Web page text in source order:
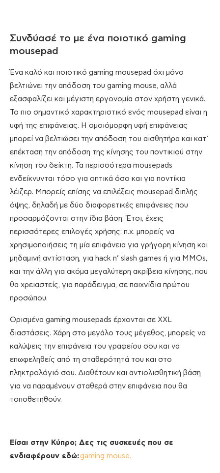
Συνδύασέ το με ένα ποιοτικό gaming
mousepad
Ένα καλό και ποιοτικό gaming mousepad όχι μόνο
βελτιώνει την απόδοση του gaming mouse, αλλά
εξασφαλίζει και μέγιστη εργονομία στον χρήστη γενικά.
Το πιο σημαντικό χαρακτηριστικό ενός mousepad είναι η
υφή της επιφάνειας. Η ομοιόμορφη υφή επιφάνειας
μπορεί να βελτιώσει την απόδοση του αισθητήρα και κατ΄
επέκταση την απόδοση της κίνησης του ποντικιού στην
κίνηση του δείκτη. Τα περισσότερα mousepads
ενδείκνυνται τόσο για οπτικά όσο και για ποντίκια
λέιζερ. Μπορείς επίσης να επιλέξεις mousepad διπλής
όψης, δηλαδή με δύο διαφορετικές επιφάνειες που
προσαρμόζονται στην ίδια βάση. Έτσι, έχεις
περισσότερες επιλογές χρήσης: π.χ. μπορείς να
χρησιμοποιήσεις τη μία επιφάνεια για γρήγορη κίνηση και
μηδαμινή αντίσταση, για hack n’ slash games ή για MMOs,
και την άλλη για ακόμα μεγαλύτερη ακρίβεια κίνησης, που
θα χρειαστείς, για παράδειγμα, σε παιχνίδια πρώτου
προσώπου.
Ορισμένα gaming mousepads έρχονται σε ΧΧL
διαστάσεις. Χάρη στο μεγάλο τους μέγεθος, μπορείς να
καλύψεις την επιφάνεια του γραφείου σου και να
επωφεληθείς από τη σταθερότητά του και στο
πληκτρολόγιό σου. Διαθέτουν και αντιολισθητική βάση
για να παραμένουν σταθερά στην επιφάνεια που θα
τοποθετηθούν.
Είσαι στην Κύπρο; Δες τις συσκευές που σε
ενδιαφέρουν εδώ:gaming mouse.